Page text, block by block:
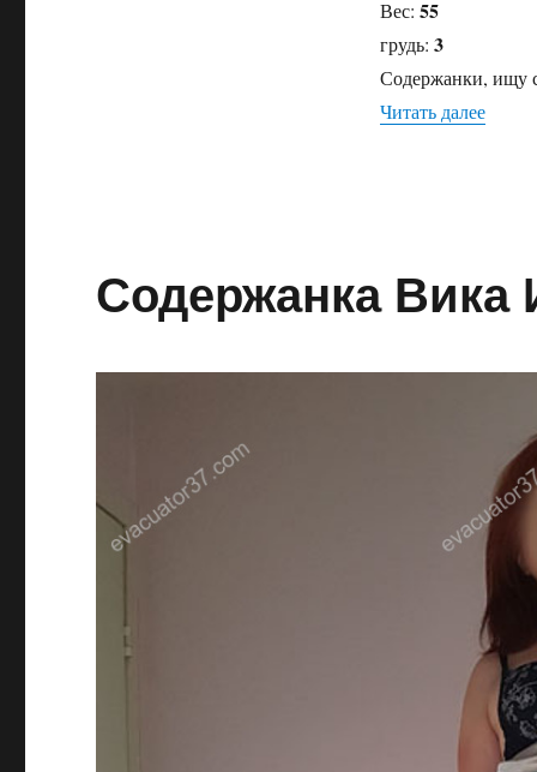
Вес: 55
грудь: 3
Содержанки, ищу
Читать далее
Содержанка Вика